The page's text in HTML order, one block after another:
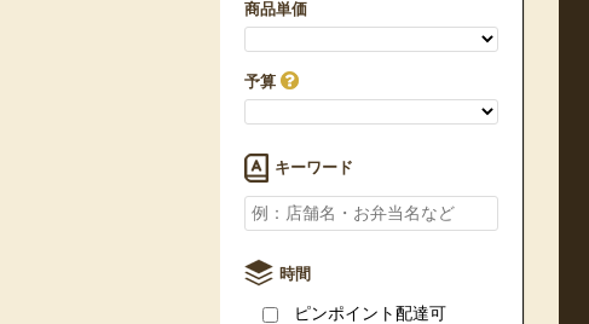
商品単価
予算
キーワード
時間
ピンポイント配達可